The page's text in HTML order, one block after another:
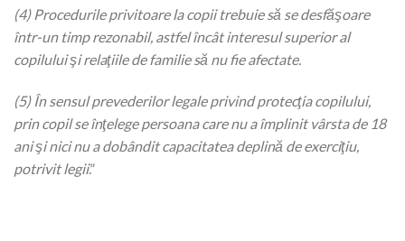
(4) Procedurile privitoare la copii trebuie să se desfăşoare
într-un timp rezonabil, astfel încât interesul superior al
copilului şi relaţiile de familie să nu fie afectate.
(5) În sensul prevederilor legale privind protecţia copilului,
prin copil se înţelege persoana care nu a împlinit vârsta de 18
ani şi nici nu a dobândit capacitatea deplină de exerciţiu,
potrivit legii.”